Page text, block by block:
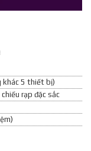
khác 5 thiết bị)
rạp đặc sắc